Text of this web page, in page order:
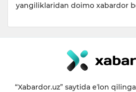
yangiliklaridan doimo xabardor
“Xabardor.uz” saytida eʼlon